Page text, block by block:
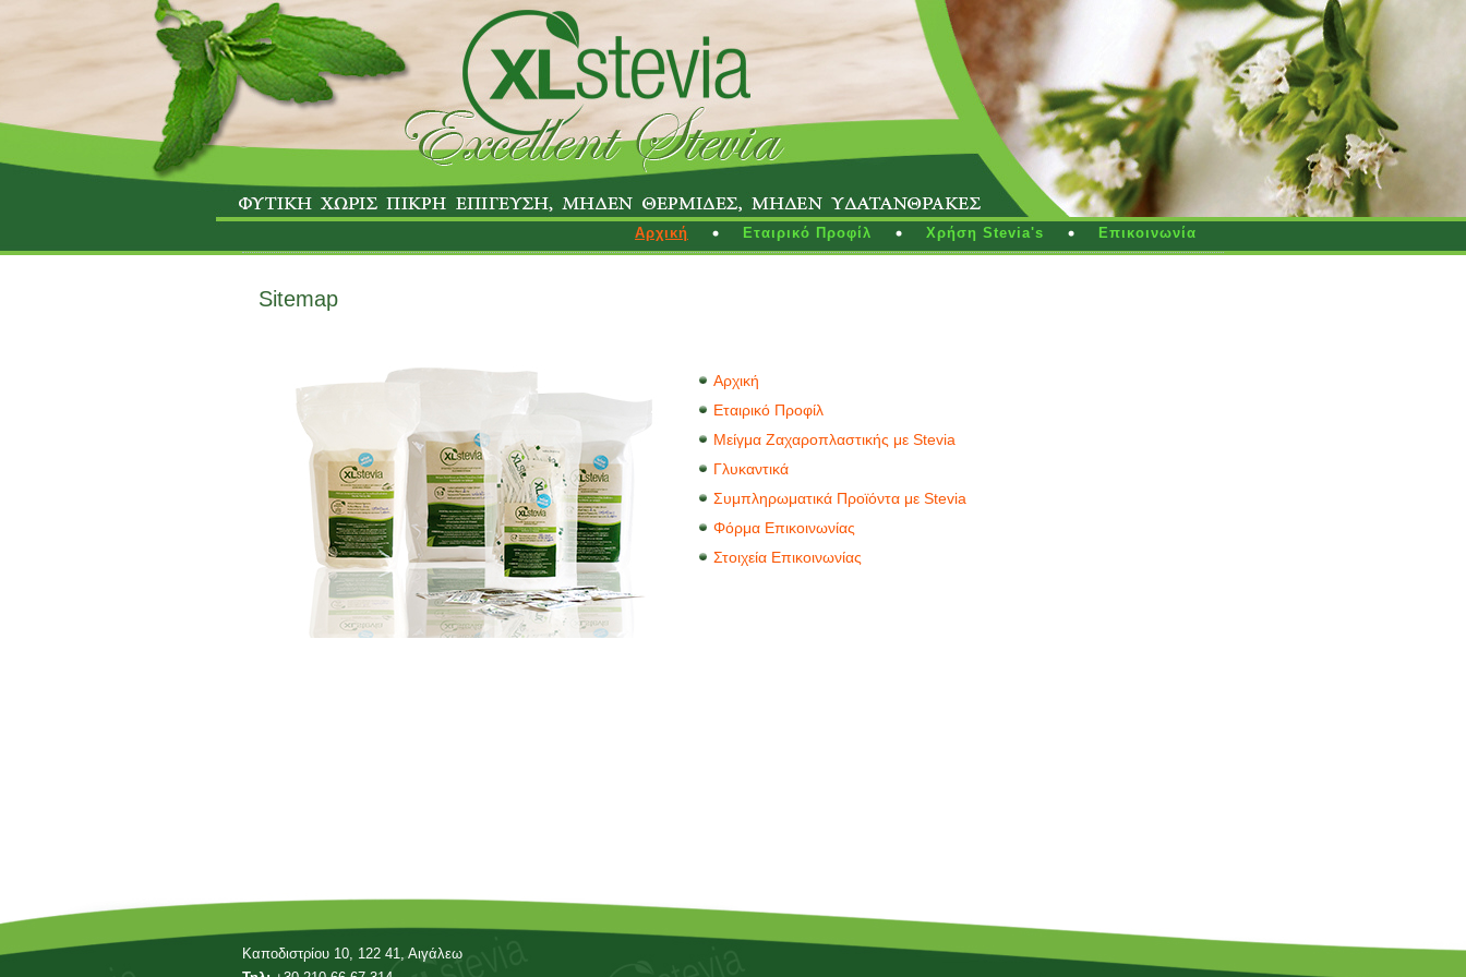
Αρχική Εταιρικό Προφίλ Χρήση Stevia's Επικοινωνία
Sitemap
Αρχική
Εταιρικό Προφίλ
Μείγμα Ζαχαροπλαστικής με Stevia
Γλυκαντικά
Συμπληρωματικά Προϊόντα με Stevia
Φόρμα Επικοινωνίας
Στοιχεία Επικοινωνίας
Καποδιστρίου 10, 122 41, Αιγάλεω